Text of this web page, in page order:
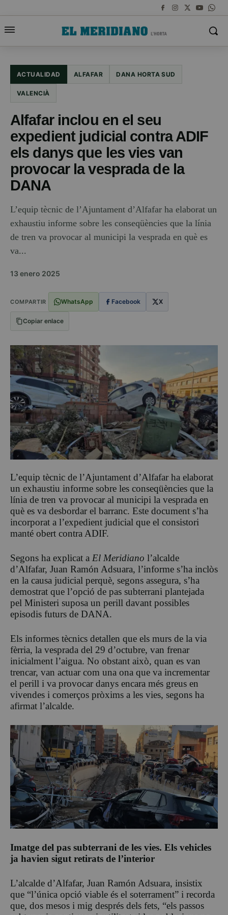
ACTUALIDAD ALFAFAR DANA HORTA SUD
VALENCIÀ
Alfafar inclou en el seu
expedient judicial contra ADIF
els danys que les vies van
provocar la vesprada de la
DANA
L’equip tècnic de l’Ajuntament d’Alfafar ha elaborat un
exhaustiu informe sobre les conseqüències que la línia
de tren va provocar al municipi la vesprada en què es
va...
13 enero 2025
COMPARTIR WhatsApp Facebook X
Copiar enlace
L’equip tècnic de l’Ajuntament d’Alfafar ha elaborat
un exhaustiu informe sobre les conseqüències que la
línia de tren va provocar al municipi la vesprada en
què es va desbordar el barranc. Este document s’ha
incorporat a l’expedient judicial que el consistori
manté obert contra ADIF.
Segons ha explicat a El Meridiano l’alcalde
d’Alfafar, Juan Ramón Adsuara, l’informe s’ha inclòs
en la causa judicial perquè, segons assegura, s’ha
demostrat que l’opció de pas subterrani plantejada
pel Ministeri suposa un perill davant possibles
episodis futurs de DANA.
Els informes tècnics detallen que els murs de la via
fèrria, la vesprada del 29 d’octubre, van frenar
inicialment l’aigua. No obstant això, quan es van
trencar, van actuar com una ona que va incrementar
el perill i va provocar danys encara més greus en
vivendes i comerços pròxims a les vies, segons ha
afirmat l’alcalde.
Imatge del pas subterrani de les vies. Els vehicles
ja havien sigut retirats de l’interior
L’alcalde d’Alfafar, Juan Ramón Adsuara, insistix
que “l’única opció viable és el soterrament” i recorda
que, dos mesos i mig després dels fets, “els passos